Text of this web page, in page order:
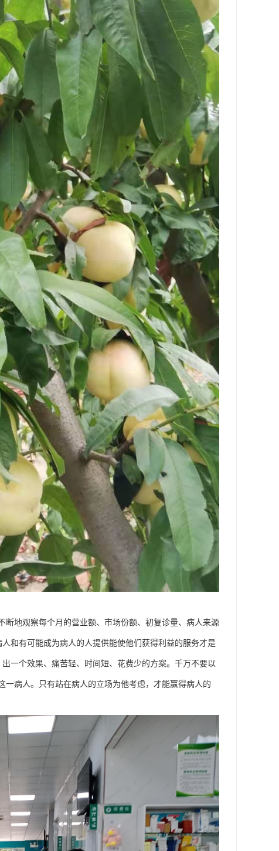
地观察每个月的营业额、市场份额、初复诊量、病人来源
和有可能成为病人的人提供能使他们获得利益的服务才是
一个效果、痛苦轻、时间短、花费少的方案。千万不要以
病人。只有站在病人的立场为他考虑，才能赢得病人的